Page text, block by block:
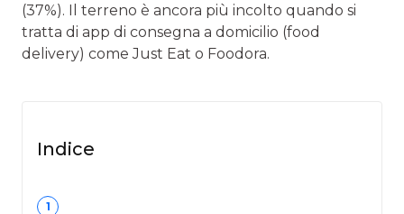
(37%). Il terreno è ancora più incolto quando si
tratta di app di consegna a domicilio (food
delivery) come Just Eat o Foodora.
Indice
1